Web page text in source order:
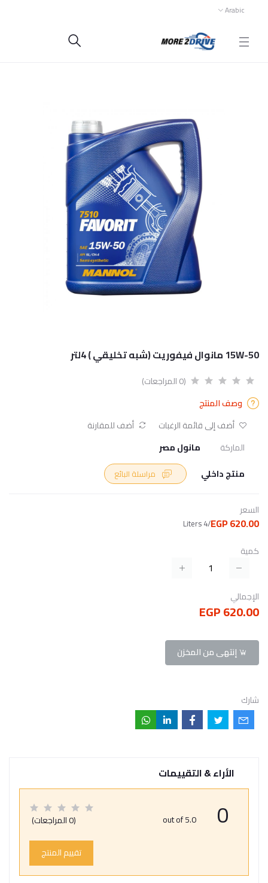
Arabic
15W-50 مانوال فيفوريت (شبه تخليقي ) 4لتر
(0 المراجعات)
وصف المنتج
أضف إلى قائمة الرغبات
أضف للمقارنة
الماركة
مانول مصر
منتج داخلي
السعر
620.00 EGP
/4 Liters
كمية
الإجمالي
620.00 EGP
إنتهى من المخزن
شارك
الأراء & التقييمات
0
out of 5.0 (0 المراجعات)
تقييم المنتج